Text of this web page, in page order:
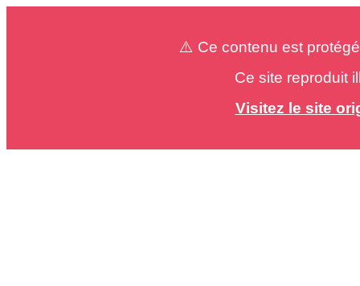
⚠️ Ce contenu est
Ce site reproduit
Visitez le site